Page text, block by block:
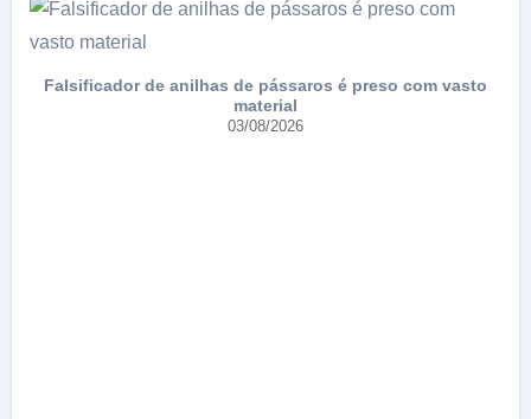
Falsificador de anilhas de pássaros é preso com vasto
material
03/08/2026